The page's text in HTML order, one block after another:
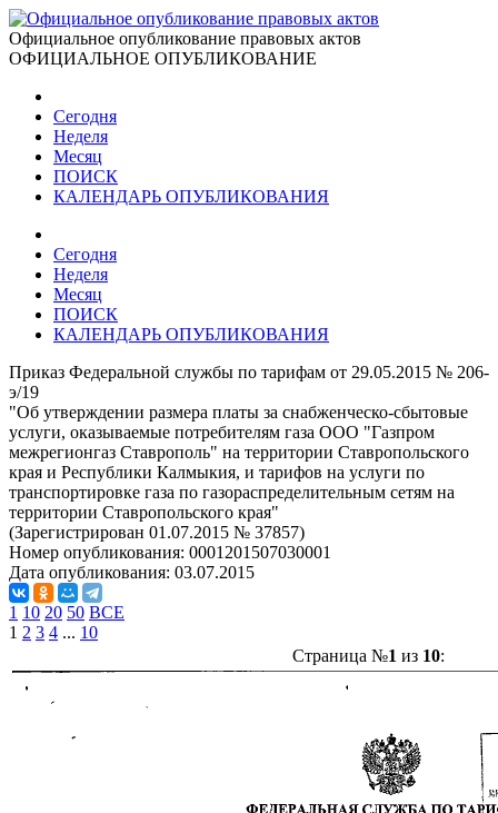
Официальное опубликование правовых актов
ОФИЦИАЛЬНОЕ ОПУБЛИКОВАНИЕ
Сегодня
Неделя
Месяц
ПОИСК
КАЛЕНДАРЬ ОПУБЛИКОВАНИЯ
Сегодня
Неделя
Месяц
ПОИСК
КАЛЕНДАРЬ ОПУБЛИКОВАНИЯ
Приказ Федеральной службы по тарифам от 29.05.2015 № 206-
э/19
"Об утверждении размера платы за снабженческо-сбытовые
услуги, оказываемые потребителям газа ООО "Газпром
межрегионгаз Ставрополь" на территории Ставропольского
края и Республики Калмыкия, и тарифов на услуги по
транспортировке газа по газораспределительным сетям на
территории Ставропольского края"
(Зарегистрирован 01.07.2015 № 37857)
Номер опубликования: 0001201507030001
Дата опубликования: 03.07.2015
1 10 20 50 ВСЕ
1 2 3 4 ... 10
Страница №1 из 10: